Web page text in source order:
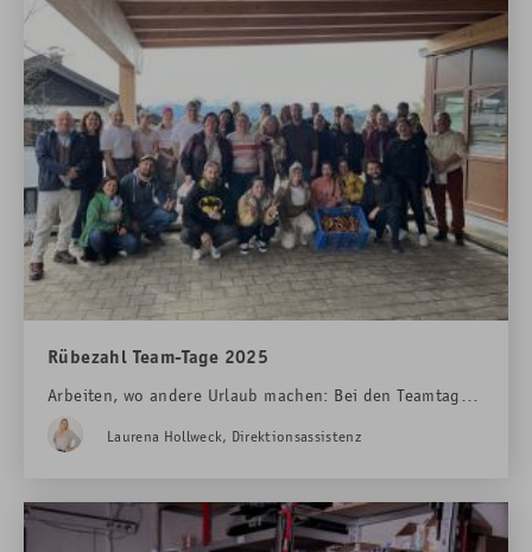
Rübezahl Team-Tage 2025
Arbeiten, wo andere Urlaub machen: Bei den Teamtagen
im Hotel Das Rübezahl wird spürbar, wie viel Herz,
Zusammenhalt und Begeisterung im Alltag steckt.
sind.
Laurena Hollweck, Direktionsassistenz